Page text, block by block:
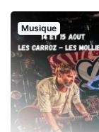
Musique